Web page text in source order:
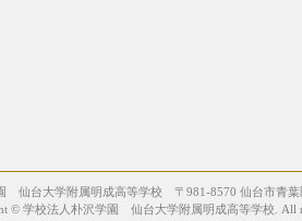
仙台大学附属明成高等学校 〒981-8570 仙台市青葉
© 学校法人朴沢学園 仙台大学附属明成高等学校.
All